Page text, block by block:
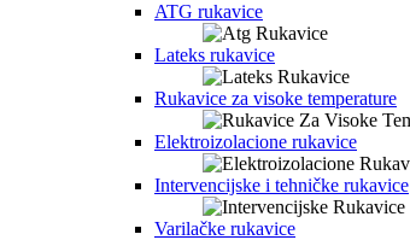
ATG rukavice
Lateks rukavice
Rukavice za visoke temperature
Elektroizolacione rukavice
Intervencijske i tehničke rukavice
Varilačke rukavice